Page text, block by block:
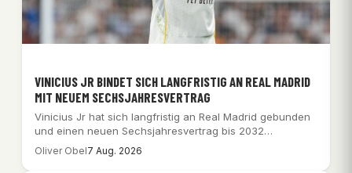
VINICIUS JR BINDET SICH LANGFRISTIG AN REAL MADRID
MIT NEUEM SECHSJAHRESVERTRAG
Vinicius Jr hat sich langfristig an Real Madrid gebunden
und einen neuen Sechsjahresvertrag bis 2032…
Oliver Obel7 Aug. 2026